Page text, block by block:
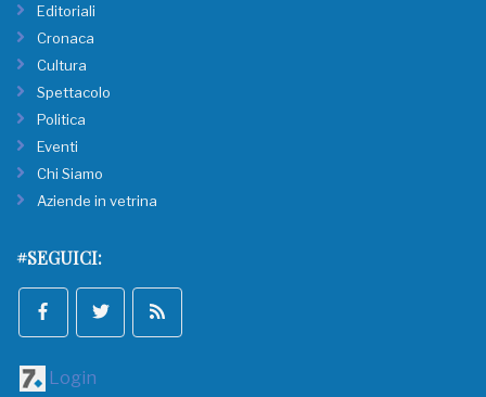
Editoriali
Cronaca
Cultura
Spettacolo
Politica
Eventi
Chi Siamo
Aziende in vetrina
#SEGUICI:
Login